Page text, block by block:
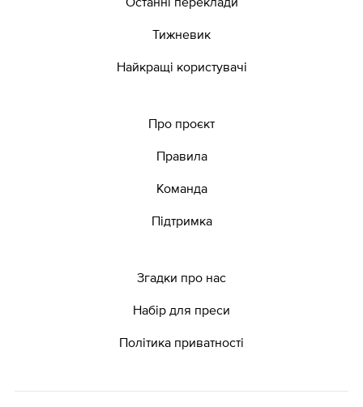
Тижневик
Найкращі користувачі
Про проєкт
Правила
Команда
Підтримка
Згадки про нас
Набір для преси
Політика приватності